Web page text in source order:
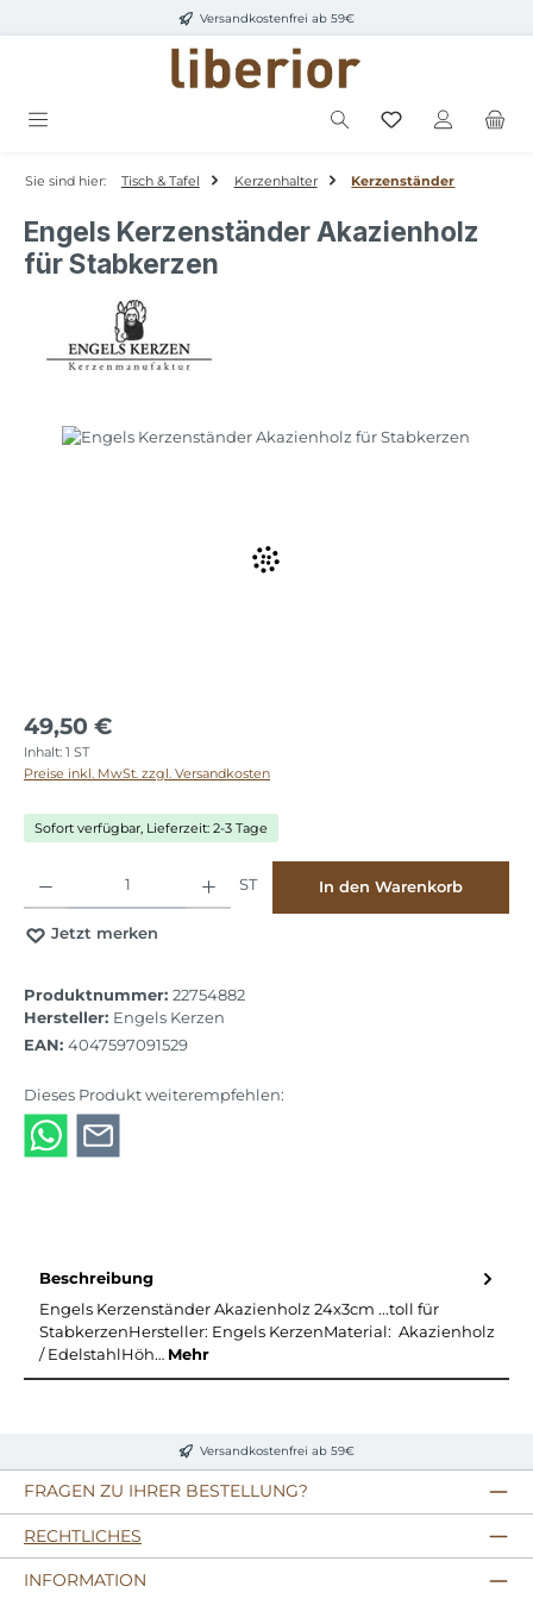
Zum Hauptinhalt springenVersandkostenfrei ab 59€
Sie sind hier: Tisch & Tafel Kerzenhalter Kerzenständer
Engels Kerzenständer Akazienholz
für Stabkerzen
Bildergalerie überspringen
49,50 €
Inhalt: 1 ST
Preise inkl. MwSt. zzgl. Versandkosten
Sofort verfügbar, Lieferzeit: 2-3 Tage
ST In den Warenkorb
Jetzt merken
Produktnummer: 22754882
Hersteller: Engels Kerzen
EAN: 4047597091529
Dieses Produkt weiterempfehlen:
Beschreibung
Engels Kerzenständer Akazienholz 24x3cm ...toll für
StabkerzenHersteller: Engels KerzenMaterial: Akazienholz
/ EdelstahlHöh… Mehr
Versandkostenfrei ab 59€
FRAGEN ZU IHRER BESTELLUNG?
RECHTLICHES
INFORMATION